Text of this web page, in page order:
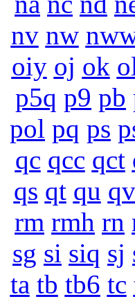
nv nw
oiy oj ok
p5q p9 pb
pol pq ps
qc qcc qct
qs qt qu qv
rm rmh rn
sg si siq sj
ta tb tb6 tc